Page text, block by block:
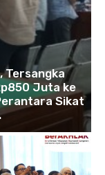
Tersangka
Juta ke
Sikat